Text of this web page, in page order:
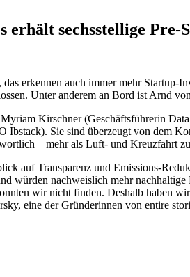
sechsstellige Pre-
erkennen auch immer mehr
Unter anderem an Bord ist Arnd
Kirschner (Geschäftsführerin
Sie sind überzeugt von dem
– mehr als Luft- und Kreuzfahrt
auf Transparenz und Emissions-
würden nachweislich mehr
wir nicht finden. Deshalb haben
eine der Gründerinnen von entire